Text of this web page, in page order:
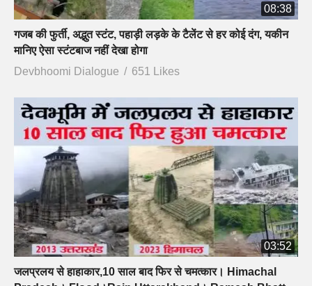
08:38
गजब की फुर्ती, अद्भुत स्टंट, पहाड़ी लड़के के टैलेंट से हर कोई दंग, यकीन
मानिए ऐसा स्टंटबाज नहीं देखा होगा
Devbhoomi Dialogue
651 Likes
03:52
जलप्रलय से हाहाकार,10 साल बाद फिर से चमत्कार। Himachal